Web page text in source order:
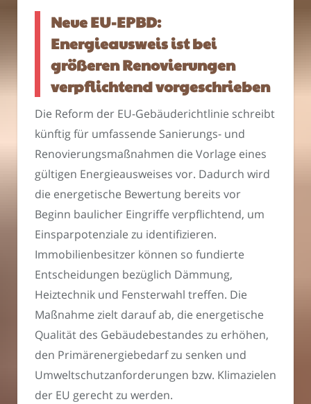
Neue EU-EPBD:
Energieausweis ist bei
größeren Renovierungen
verpflichtend vorgeschrieben
Die Reform der EU-Gebäuderichtlinie schreibt
künftig für umfassende Sanierungs- und
Renovierungsmaßnahmen die Vorlage eines
gültigen Energieausweises vor. Dadurch wird
die energetische Bewertung bereits vor
Beginn baulicher Eingriffe verpflichtend, um
Einsparpotenziale zu identifizieren.
Immobilienbesitzer können so fundierte
Entscheidungen bezüglich Dämmung,
Heiztechnik und Fensterwahl treffen. Die
Maßnahme zielt darauf ab, die energetische
Qualität des Gebäudebestandes zu erhöhen,
den Primärenergiebedarf zu senken und
Umweltschutzanforderungen bzw. Klimazielen
der EU gerecht zu werden.